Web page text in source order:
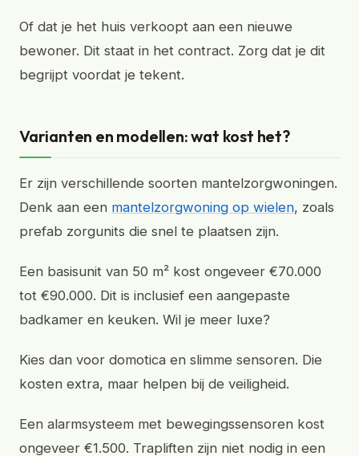
Of dat je het huis verkoopt aan een nieuwe
bewoner. Dit staat in het contract. Zorg dat je dit
begrijpt voordat je tekent.
Varianten en modellen: wat kost het?
Er zijn verschillende soorten mantelzorgwoningen.
Denk aan een mantelzorgwoning op wielen, zoals
prefab zorgunits die snel te plaatsen zijn.
Een basisunit van 50 m² kost ongeveer €70.000
tot €90.000. Dit is inclusief een aangepaste
badkamer en keuken. Wil je meer luxe?
Kies dan voor domotica en slimme sensoren. Die
kosten extra, maar helpen bij de veiligheid.
Een alarmsysteem met bewegingssensoren kost
ongeveer €1.500. Trapliften zijn niet nodig in een